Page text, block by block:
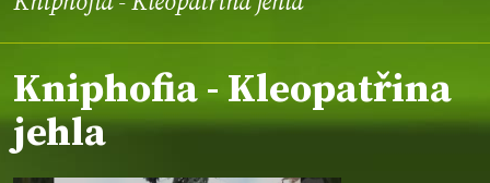
Kniphofia - Kleopatřina
jehla